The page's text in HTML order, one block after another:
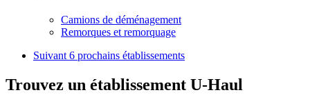
Camions de déménagement
Remorques et remorquage
Suivant 6 prochains établissements
Trouvez un établissement U-Haul